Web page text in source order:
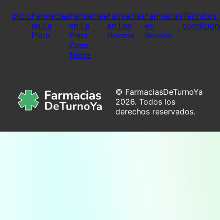
InicioFarmacias
en La
Plata
Farmacias
en La
Plata
Zona
Norte
Farmacias
en Los
Hornos
Farmacias
en
Rosario
Términos
© FarmaciasDeTurnoYa
2026. Todos los
derechos reservados.